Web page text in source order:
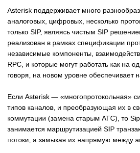
Asterisk поддерживает много
аналоговых, цифровых, несколько
только SIP, являясь чистым SIP
реализован в рамках спецификации
независимые компоненты,
RPC, и которые могут работать как на
говоря, на новом уровне обеспечивает
Если Asterisk — «многопротокольная»
типов каналов, и преобразующая их в
коммутации (замена старым АТС), то
занимается маршрутизацией SIP
потоки, а замыкая их напрямую между